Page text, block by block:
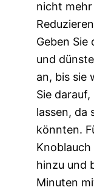
nicht
Geben Sie
und
an, bis sie
Sie
lassen, da
könnten.
hinzu und
Minuten